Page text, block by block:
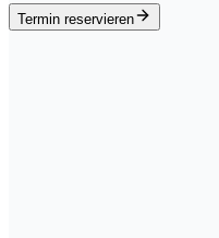
Termin reservieren